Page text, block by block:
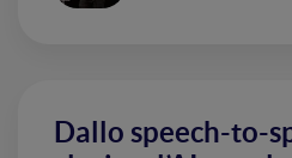
Dallo speech-to-